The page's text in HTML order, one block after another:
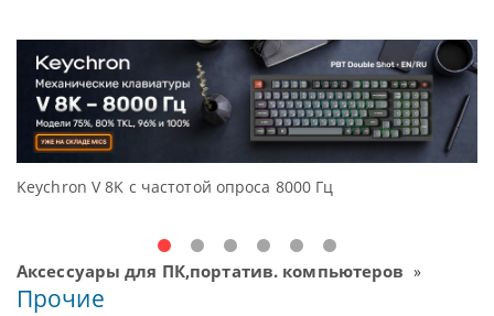
Keychron V 8K с частотой опроса 8000 Гц
Аксессуары для ПК,портатив. компьютеров »
Прочие